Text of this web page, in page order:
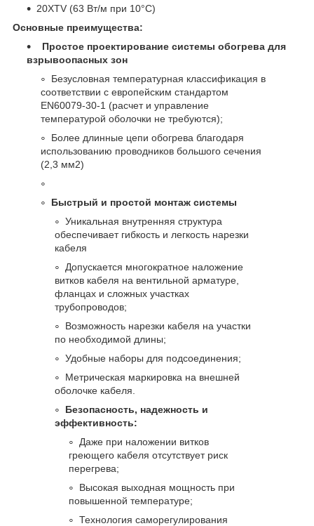
20XTV (63 Вт/м при 10°C)
Основные преимущества:
Простое проектирование системы обогрева для
взрывоопасных зон
Безусловная температурная классификация в
соответствии с европейским стандартом
EN60079-30-1 (расчет и управление
температурой оболочки не требуются);
Более длинные цепи обогрева благодаря
использованию проводников большого сечения
(2,3 мм2)
Быстрый и простой монтаж системы
Уникальная внутренняя структура
обеспечивает гибкость и легкость нарезки
кабеля
Допускается многократное наложение
витков кабеля на вентильной арматуре,
фланцах и сложных участках
трубопроводов;
Возможность нарезки кабеля на участки
по необходимой длины;
Удобные наборы для подсоединения;
Метрическая маркировка на внешней
оболочке кабеля.
Безопасность, надежность и
эффективность:
Даже при наложении витков
греющего кабеля отсутствует риск
перегрева;
Высокая выходная мощность при
повышенной температуре;
Технология саморегулирования